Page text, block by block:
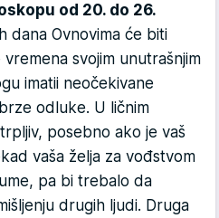
od 20. do 26.
dana Ovnovima će biti
svojim unutrašnjim
imatii neočekivane
odluke. U ličnim
posebno ako je vaš
vaša želja za vođstvom
pa bi trebalo da
drugih ljudi. Druga